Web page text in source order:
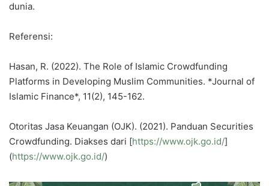
dunia.
Referensi:
Hasan, R. (2022). The Role of Islamic Crowdfunding
Platforms in Developing Muslim Communities. *Journal of
Islamic Finance*, 11(2), 145-162.
Otoritas Jasa Keuangan (OJK). (2021). Panduan Securities
Crowdfunding. Diakses dari [https://www.ojk.go.id/]
(https://www.ojk.go.id/)